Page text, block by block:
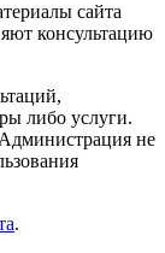
сайта
консультацию
либо услуги.
не
.